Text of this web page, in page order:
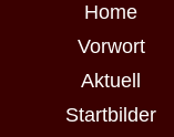
Home
Vorwort
Aktuell
Startbilder